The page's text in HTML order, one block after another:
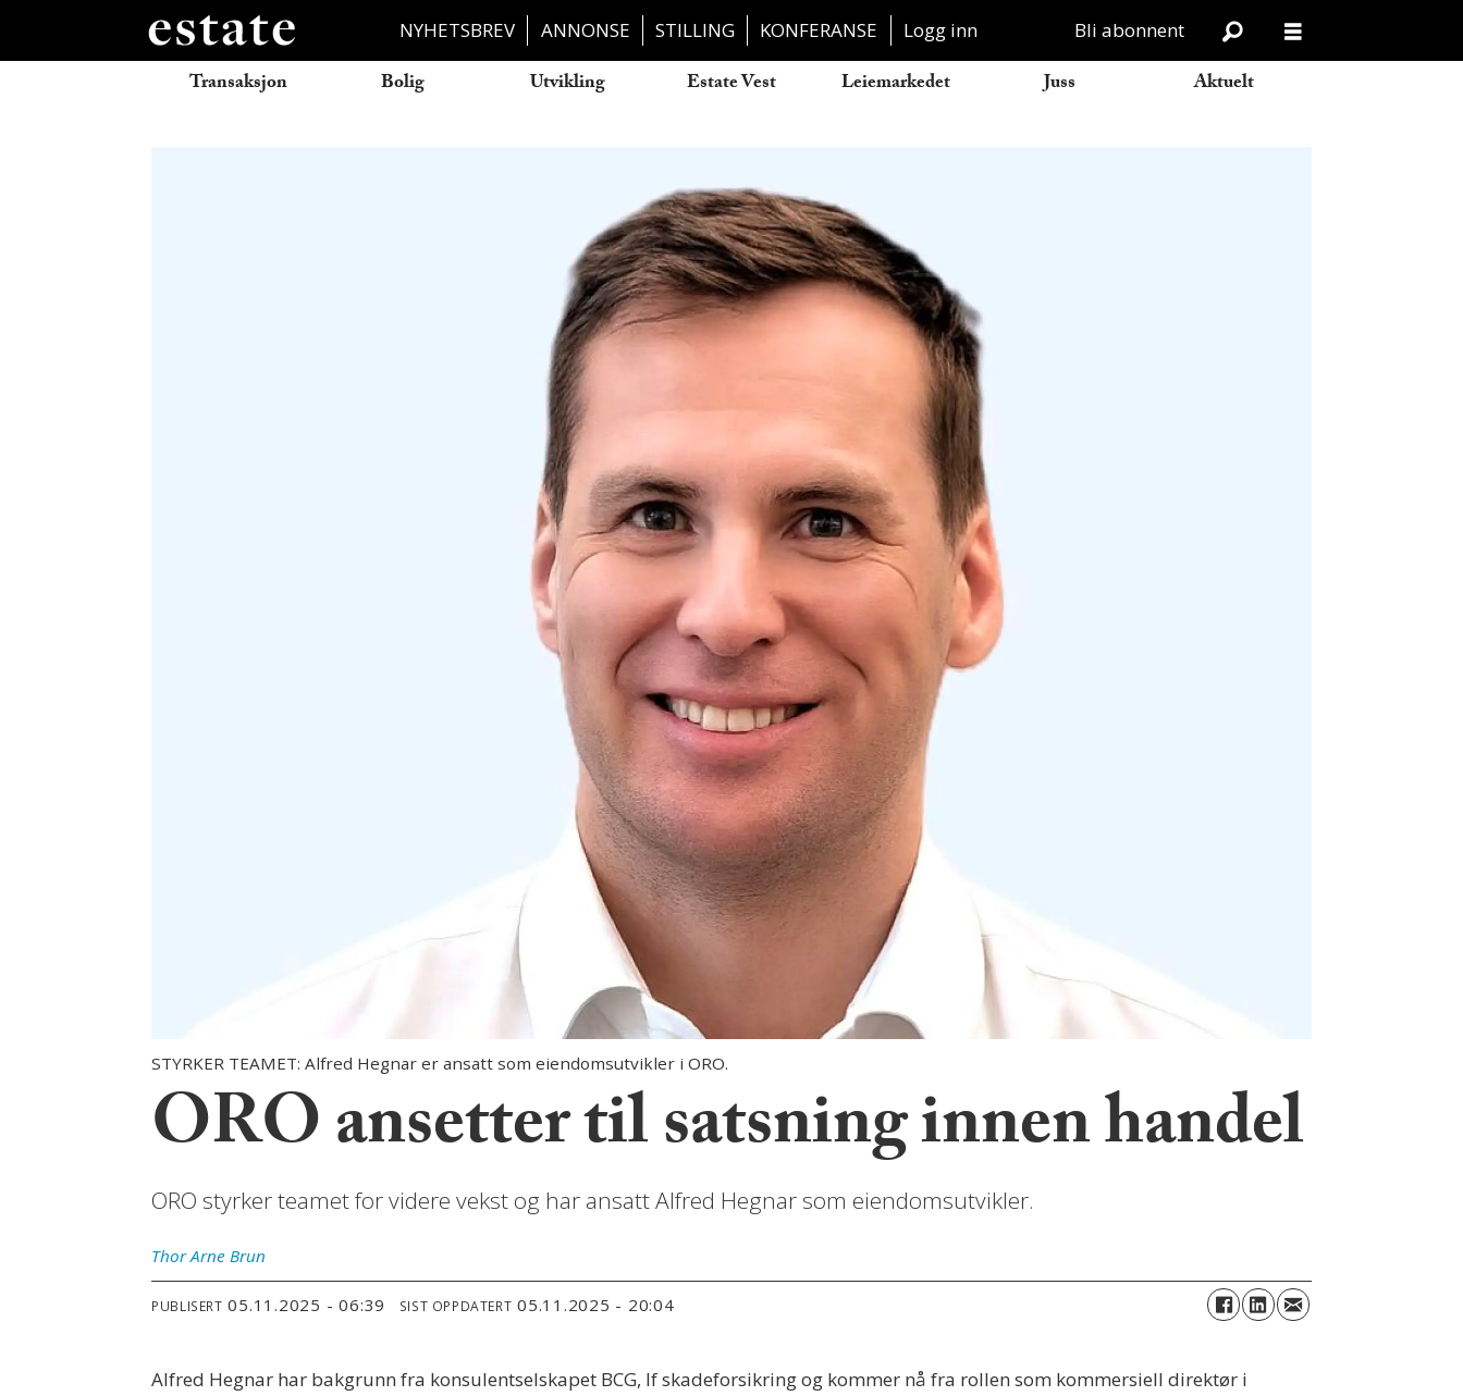
NYHETSBREV ANNONSE STILLING KONFERANSE Logg inn Bli abonnent
Transaksjon Bolig Utvikling Estate Vest Leiemarkedet Juss Aktuelt
STYRKER TEAMET: Alfred Hegnar er ansatt som eiendomsutvikler i ORO.
ORO ansetter til satsning innen handel
ORO styrker teamet for videre vekst og har ansatt Alfred Hegnar som eiendomsutvikler.
Thor Arne Brun
PUBLISERT 05.11.2025 - 06:39 SIST OPPDATERT 05.11.2025 - 20:04
Alfred Hegnar har bakgrunn fra konsulentselskapet BCG, If skadeforsikring og kommer nå fra rollen som kommersiell direktør i